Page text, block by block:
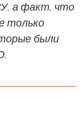
а факт, что
только
были